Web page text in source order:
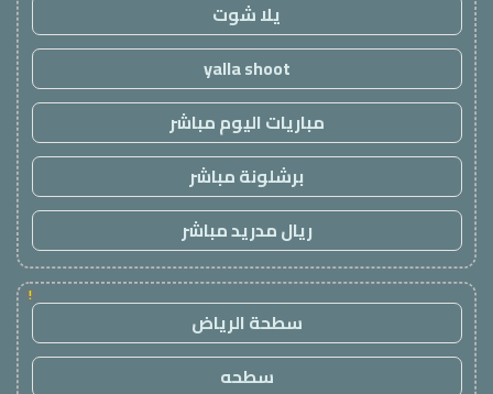
يلا شوت
yalla shoot
مباريات اليوم مباشر
برشلونة مباشر
ريال مدريد مباشر
!
سطحة الرياض
سطحه